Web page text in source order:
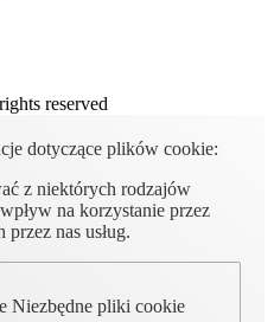
reserved
dotyczące plików cookie:
z niektórych rodzajów
na korzystanie przez
nas usług.
Niezbędne pliki cookie